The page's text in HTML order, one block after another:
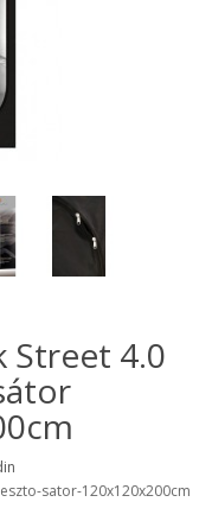
Street 4.0
sator-120x120x200cm